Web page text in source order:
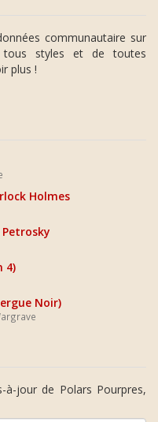
communautaire sur
styles et de toutes
plus !
Holmes
4)
Noir)
jour de Polars Pourpres,